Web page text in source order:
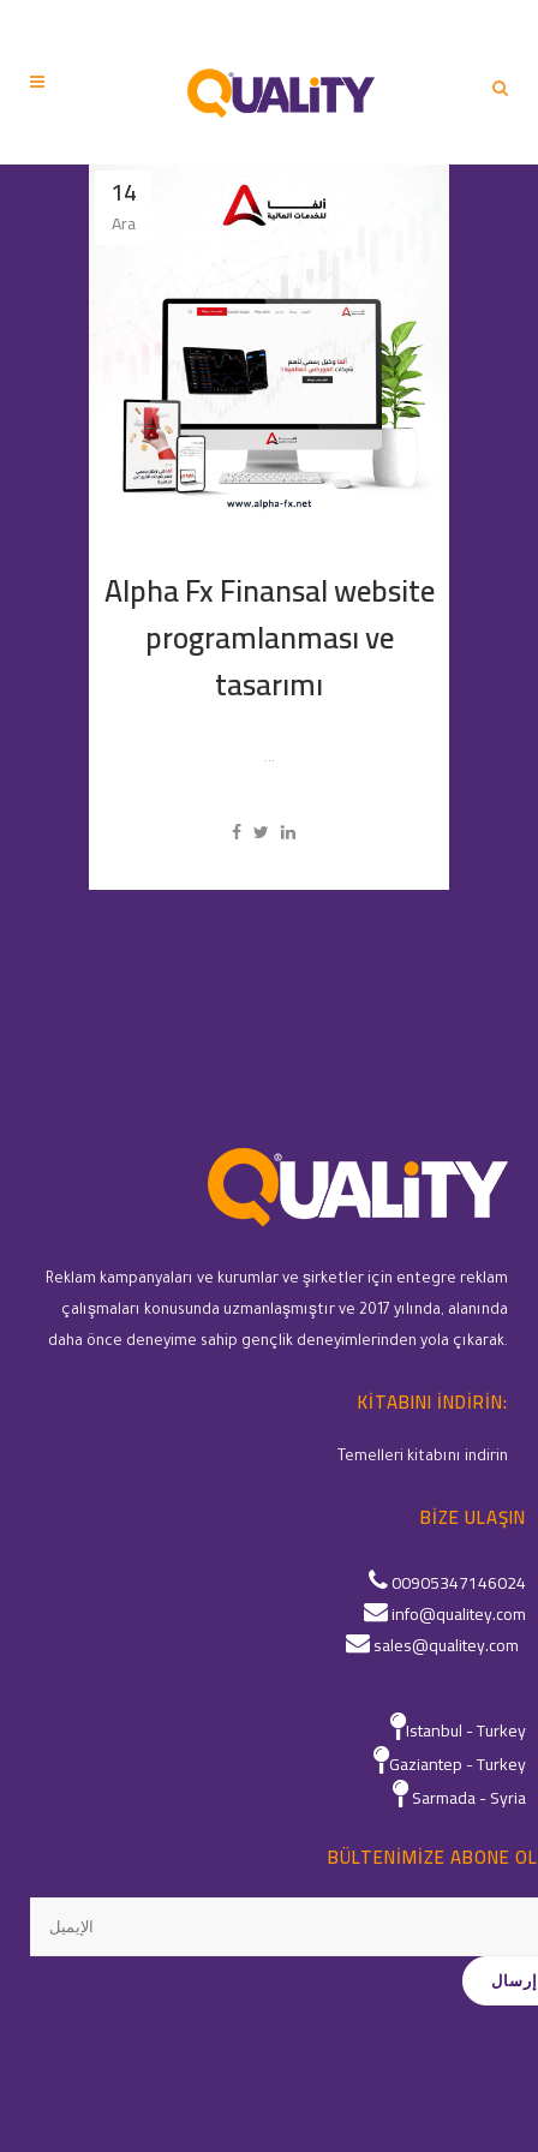
14
Ara
Alpha Fx Finansal website
programlanması ve
tasarımı
...
Reklam kampanyaları ve kurumlar ve şirketler için entegre reklam
çalışmaları konusunda uzmanlaşmıştır ve 2017 yılında, alanında
daha önce deneyime sahip gençlik deneyimlerinden yola çıkarak.
KITABINI INDIRIN:
Temelleri kitabını indirin
BIZE ULAŞIN
00905347146024
info@qualitey.com
sales@qualitey.com
Istanbul - Turkey
Gaziantep - Turkey
Sarmada - Syria
BÜLTENIMIZE ABONE